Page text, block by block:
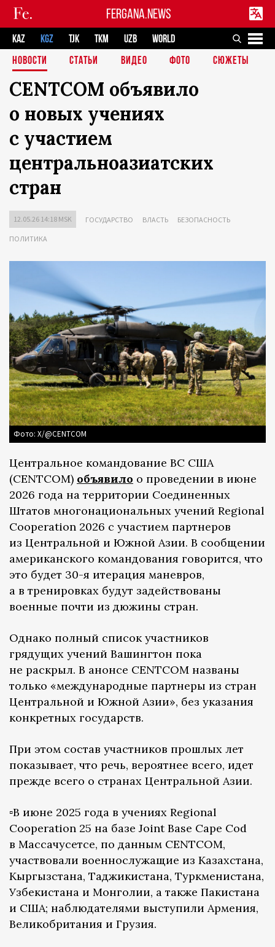
FERGANA.NEWS
KAZ KGZ TJK TKM UZB
WORLD
НОВОСТИ
СТАТЬИ ВИДЕО ФОТО СЮЖЕТЫ
CENTCOM объявило
о новых учениях
с участием
центральноазиатских
стран
12.05.26 14:18 MSK ГОСУДАРСТВО ВЛАСТЬ БЕЗОПАСНОСТЬ
ПОЛИТИКА
Фото: X/@CENTCOM
Центральное командование ВС США
(CENTCOM) объявило о проведении в июне
2026 года на территории Соединенных
Штатов многонациональных учений Regional
Cooperation 2026 с участием партнеров
из Центральной и Южной Азии. В сообщении
американского командования говорится, что
это будет 30-я итерация маневров,
а в тренировках будут задействованы
военные почти из дюжины стран.
Однако полный список участников
грядущих учений Вашингтон пока
не раскрыл. В анонсе CENTCOM названы
только «международные партнеры из стран
Центральной и Южной Азии», без указания
конкретных государств.
При этом состав участников прошлых лет
показывает, что речь, вероятнее всего, идет
прежде всего о странах Центральной Азии.
▫️В июне 2025 года в учениях Regional
Cooperation 25 на базе Joint Base Cape Cod
в Массачусетсе, по данным CENTCOM,
участвовали военнослужащие из Казахстана,
Кыргызстана, Таджикистана, Туркменистана,
Узбекистана и Монголии, а также Пакистана
и США; наблюдателями выступили Армения,
Великобритания и Грузия.